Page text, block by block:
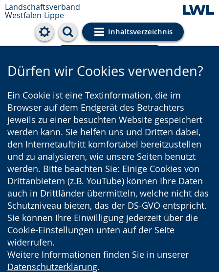
Landschaftsverband
Westfalen-Lippe
Inhaltsverzeichnis
Cookie-Einstellungen
Dürfen wir Cookies verwenden?
Ein Cookie ist eine Textinformation, die im
Browser auf dem Endgerät des Betrachters
jeweils zu einer besuchten Website gespeichert
werden kann. Sie helfen uns und Dritten dabei,
den Internetauftritt komfortabel bereitzustellen
und zu analysieren, wie unsere Seiten benutzt
werden. Bitte beachten Sie: Einige Cookies von
Drittanbietern (z.B. YouTube) können Ihre Daten
auch in Drittländer übermitteln, welche nicht das
Schutzniveau bieten, das der DS-GVO entspricht.
Sie können Ihre Einwilligung jederzeit über die
Cookie-Einstellungen unten auf der Seite
widerrufen.
Weitere Informationen finden Sie in unserer
Datenschutzerklärung.